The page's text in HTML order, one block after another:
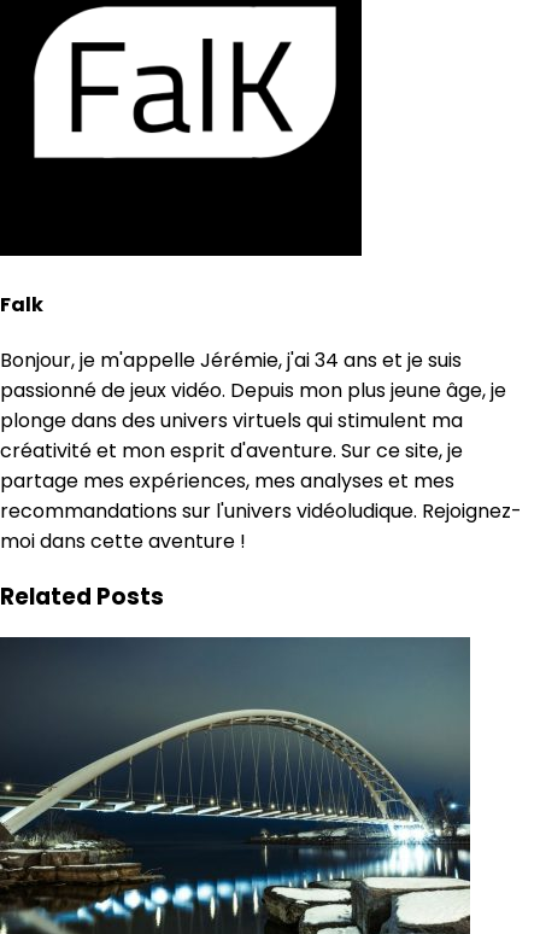
Falk
Bonjour, je m'appelle Jérémie, j'ai 34 ans et je suis
passionné de jeux vidéo. Depuis mon plus jeune âge, je
plonge dans des univers virtuels qui stimulent ma
créativité et mon esprit d'aventure. Sur ce site, je
partage mes expériences, mes analyses et mes
recommandations sur l'univers vidéoludique. Rejoignez-
moi dans cette aventure !
Related Posts